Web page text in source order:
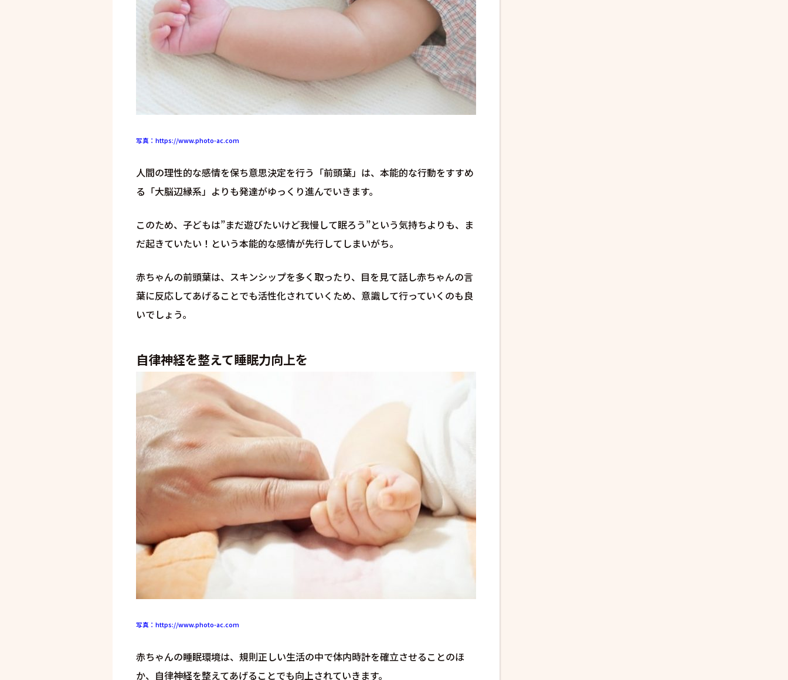
写真：https://www.photo-ac.com
人間の理性的な感情を保ち意思決定を行う「前頭葉」は、本能的な行動をすすめ
る「大脳辺縁系」よりも発達がゆっくり進んでいきます。
このため、子どもは”まだ遊びたいけど我慢して眠ろう”という気持ちよりも、ま
だ起きていたい！という本能的な感情が先行してしまいがち。
赤ちゃんの前頭葉は、スキンシップを多く取ったり、目を見て話し赤ちゃんの言
葉に反応してあげることでも活性化されていくため、意識して行っていくのも良
いでしょう。
自律神経を整えて睡眠力向上を
写真：https://www.photo-ac.com
赤ちゃんの睡眠環境は、規則正しい生活の中で体内時計を確立させることのほ
か、自律神経を整えてあげることでも向上されていきます。